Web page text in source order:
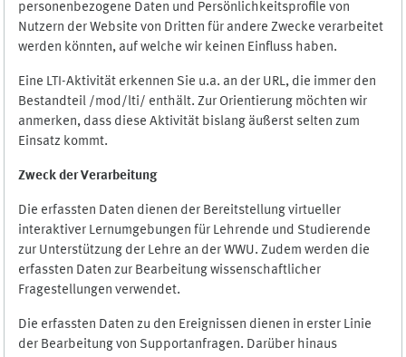
personenbezogene Daten und Persönlichkeitsprofile von
Nutzern der Website von Dritten für andere Zwecke verarbeitet
werden könnten, auf welche wir keinen Einfluss haben.
Eine LTI-Aktivität erkennen Sie u.a. an der URL, die immer den
Bestandteil /mod/lti/ enthält. Zur Orientierung möchten wir
anmerken, dass diese Aktivität bislang äußerst selten zum
Einsatz kommt.
Zweck der Verarbeitung
Die erfassten Daten dienen der Bereitstellung virtueller
interaktiver Lernumgebungen für Lehrende und Studierende
zur Unterstützung der Lehre an der WWU. Zudem werden die
erfassten Daten zur Bearbeitung wissenschaftlicher
Fragestellungen verwendet.
Die erfassten Daten zu den Ereignissen dienen in erster Linie
der Bearbeitung von Supportanfragen. Darüber hinaus